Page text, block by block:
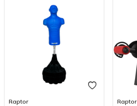
Raptor
Raptor